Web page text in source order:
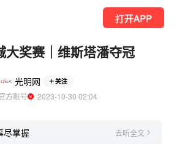
打开APP
大奖赛｜维斯塔潘夺冠
光明网 关注
方账号
  2023-10-30 02:04
尽掌握 去听全文